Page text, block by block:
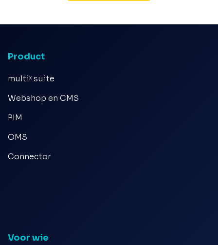
Product
multiˣ suite
Webshop en CMS
PIM
OMS
Connector
Voor wie